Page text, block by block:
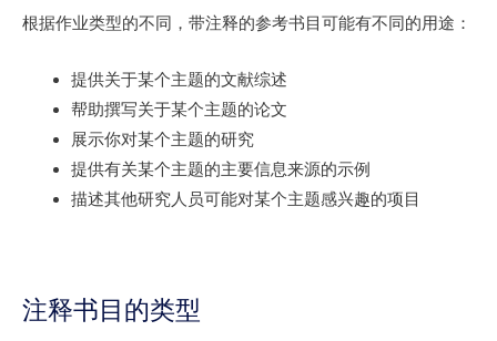
根据作业类型的不同，带注释的参考书目可能有不同的用途：
提供关于某个主题的文献综述
帮助撰写关于某个主题的论文
展示你对某个主题的研究
提供有关某个主题的主要信息来源的示例
描述其他研究人员可能对某个主题感兴趣的项目
注释书目的类型